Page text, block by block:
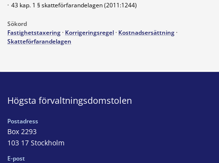
· 43 kap. 1 § skatteförfarandelagen (2011:1244)
Sökord
Fastighetstaxering · Korrigeringsregel · Kostnadsersättning ·
Skatteförfarandelagen
Högsta förvaltningsdomstolen
Postadress
Box 2293
103 17 Stockholm
E-post